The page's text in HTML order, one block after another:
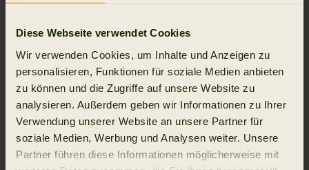
Diese Webseite verwendet Cookies
Wir verwenden Cookies, um Inhalte und Anzeigen zu
personalisieren, Funktionen für soziale Medien anbieten
zu können und die Zugriffe auf unsere Website zu
analysieren. Außerdem geben wir Informationen zu Ihrer
Verwendung unserer Website an unsere Partner für
soziale Medien, Werbung und Analysen weiter. Unsere
Partner führen diese Informationen möglicherweise mit
protective Personal Protective Equipment (PPE) for wild
test institutes:
KWF(Das Kuratorium für Waldarbeit und Forsttechnik)
andDPLF(Deutsche Prüf- und Zertifizierungsstelle für
Land- und Forsttechnik ).
See the declaration of conformity here: